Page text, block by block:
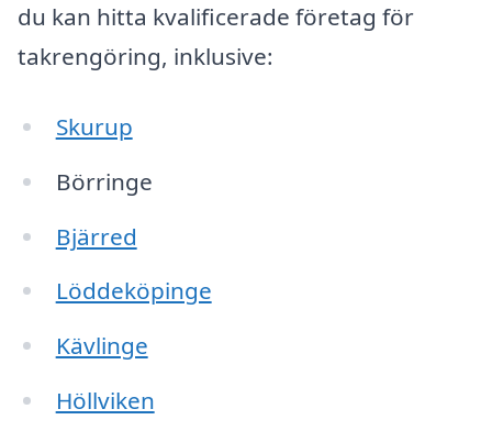
du kan hitta kvalificerade företag för
takrengöring, inklusive:
Skurup
Börringe
Bjärred
Löddeköpinge
Kävlinge
Höllviken